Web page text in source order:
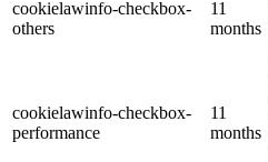
cookielawinfo-checkbox-
others
11
months
cookielawinfo-checkbox-
performance
11
months